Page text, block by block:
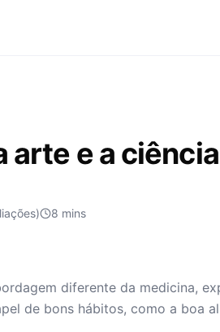
arte e a
8 mins
diferente da medicina,
de bons hábitos, como a boa